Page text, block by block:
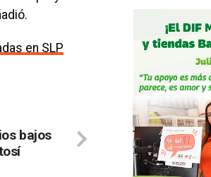
en SLP
bajos